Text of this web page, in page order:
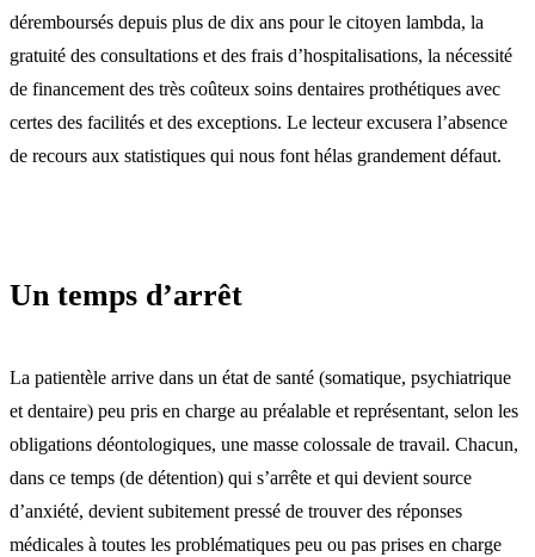
déremboursés depuis plus de dix ans pour le citoyen lambda, la
gratuité des consultations et des frais d’hospitalisations, la nécessité
de financement des très coûteux soins dentaires prothétiques avec
certes des facilités et des exceptions. Le lecteur excusera l’absence
de recours aux statistiques qui nous font hélas grandement défaut.
Un temps d’arrêt
La patientèle arrive dans un état de santé (somatique, psychiatrique
et dentaire) peu pris en charge au préalable et représentant, selon les
obligations déontologiques, une masse colossale de travail. Chacun,
dans ce temps (de détention) qui s’arrête et qui devient source
d’anxiété, devient subitement pressé de trouver des réponses
médicales à toutes les problématiques peu ou pas prises en charge